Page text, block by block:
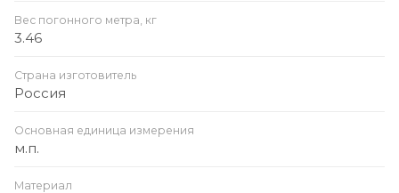
Вес погонного метра, кг
3.46
Страна изготовитель
Россия
Основная единица измерения
м.п.
Материал